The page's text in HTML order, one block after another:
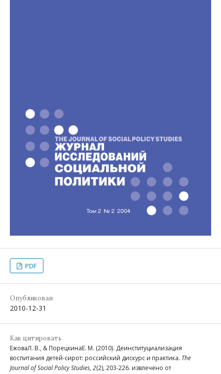
PDF
Опубликован
2010-12-31
Как цитировать
ЕжоваЛ. В., & ПорецкинаЕ. М. (2010). Деинституциализация
воспитания детей-сирот: российский дискурс и практика. The
Journal of Social Policy Studies, 2(2), 203-226. извлечено от